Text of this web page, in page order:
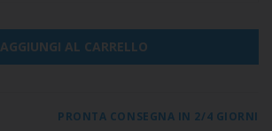
AGGIUNGI AL CARRELLO
PRONTA CONSEGNA IN 2/4 GIORNI